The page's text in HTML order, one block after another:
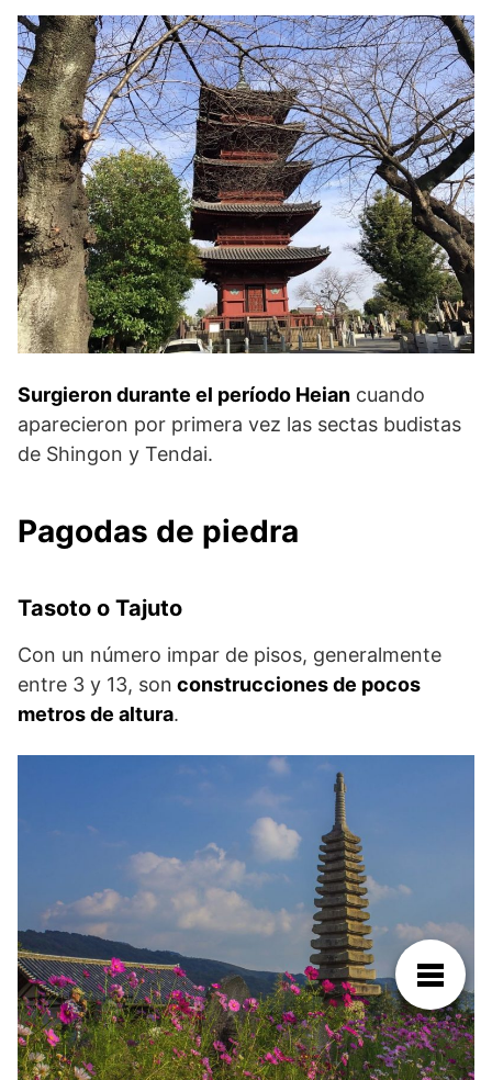
Surgieron durante el período Heian cuando
aparecieron por primera vez las sectas budistas
de Shingon y Tendai.
Pagodas de piedra
Tasoto o Tajuto
Con un número impar de pisos, generalmente
entre 3 y 13, son construcciones de pocos
metros de altura.